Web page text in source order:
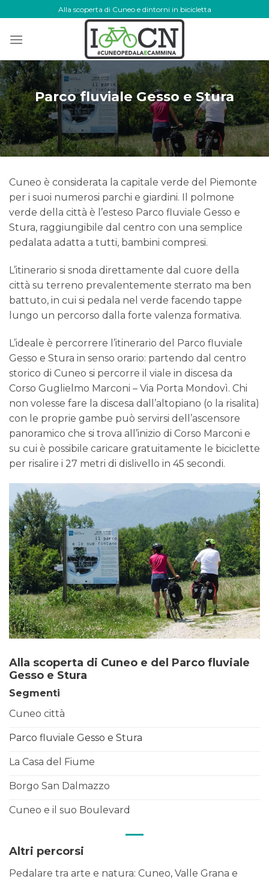
to
content
Alla scoperta di Cuneo e dintorni in bicicletta
Parco fluviale Gesso e Stura
Cuneo è considerata la capitale verde del Piemonte
per i suoi numerosi parchi e giardini. Il polmone
verde della città è l’esteso Parco fluviale Gesso e
Stura, raggiungibile dal centro con una semplice
pedalata adatta a tutti, bambini compresi.
L’itinerario si snoda direttamente dal cuore della
città su terreno prevalentemente sterrato ma ben
battuto, in cui si pedala nel verde facendo tappe
lungo un percorso dalla forte valenza formativa.
L’ideale è percorrere l’itinerario del Parco fluviale
Gesso e Stura in senso orario: partendo dal centro
storico di Cuneo si percorre il viale in discesa da
Corso Guglielmo Marconi – Via Porta Mondovì. Chi
non volesse fare la discesa dall’altopiano (o la risalita)
con le proprie gambe può servirsi dell’ascensore
panoramico che si trova all’inizio di Corso Marconi e
su cui è possibile caricare gratuitamente le biciclette
per risalire i 27 metri di dislivello in 45 secondi.
Alla scoperta di Cuneo e del Parco fluviale
Gesso e Stura
Segmenti
Cuneo città
Parco fluviale Gesso e Stura
La Casa del Fiume
Borgo San Dalmazzo
Cuneo e il suo Boulevard
Altri percorsi
Pedalare tra arte e natura: Cuneo, Valle Grana e